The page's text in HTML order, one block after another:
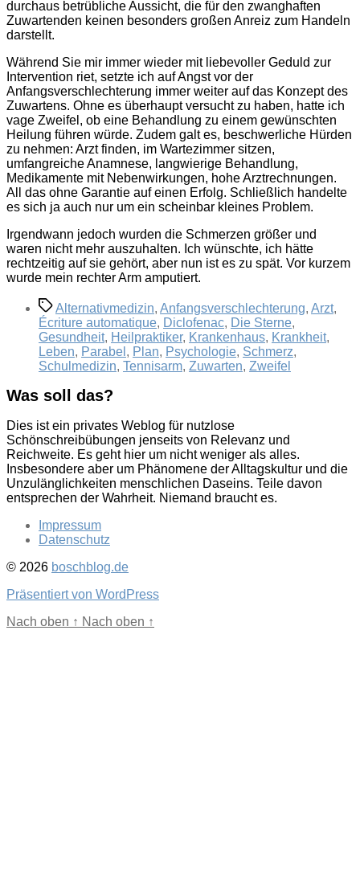
durchaus betrübliche Aussicht, die für den zwanghaften
Zuwartenden keinen besonders großen Anreiz zum Handeln
darstellt.
Während Sie mir immer wieder mit liebevoller Geduld zur
Intervention riet, setzte ich auf Angst vor der
Anfangsverschlechterung immer weiter auf das Konzept des
Zuwartens. Ohne es überhaupt versucht zu haben, hatte ich
vage Zweifel, ob eine Behandlung zu einem gewünschten
Heilung führen würde. Zudem galt es, beschwerliche Hürden
zu nehmen: Arzt finden, im Wartezimmer sitzen,
umfangreiche Anamnese, langwierige Behandlung,
Medikamente mit Nebenwirkungen, hohe Arztrechnungen.
All das ohne Garantie auf einen Erfolg. Schließlich handelte
es sich ja auch nur um ein scheinbar kleines Problem.
Irgendwann jedoch wurden die Schmerzen größer und
waren nicht mehr auszuhalten. Ich wünschte, ich hätte
rechtzeitig auf sie gehört, aber nun ist es zu spät. Vor kurzem
wurde mein rechter Arm amputiert.
Schlagwörter
Alternativmedizin, Anfangsverschlechterung, Arzt,
Écriture automatique, Diclofenac, Die Sterne,
Gesundheit, Heilpraktiker, Krankenhaus, Krankheit,
Leben, Parabel , Plan, Psychologie, Schmerz,
Schulmedizin, Tennisarm, Zuwarten, Zweifel
Was soll das?
Dies ist ein privates Weblog für nutzlose
Schönschreibübungen jenseits von Relevanz und
Reichweite. Es geht hier um nicht weniger als alles.
Insbesondere aber um Phänomene der Alltagskultur und die
Unzulänglichkeiten menschlichen Daseins. Teile davon
entsprechen der Wahrheit. Niemand braucht es.
Impressum
Datenschutz
© 2026 boschblog.de
Präsentiert von WordPress
Nach oben ↑ Nach oben ↑